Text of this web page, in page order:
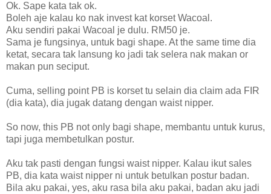
Ok. Sape kata tak ok.
Boleh aje kalau ko nak invest kat korset Wacoal.
Aku sendiri pakai Wacoal je dulu. RM50 je.
Sama je fungsinya, untuk bagi shape. At the same time dia
ketat, secara tak lansung ko jadi tak selera nak makan or
makan pun seciput.
Cuma, selling point PB is korset tu selain dia claim ada FIR
(dia kata), dia jugak datang dengan waist nipper.
So now, this PB not only bagi shape, membantu untuk kurus,
tapi juga membetulkan postur.
Aku tak pasti dengan fungsi waist nipper. Kalau ikut sales
PB, dia kata waist nipper ni untuk betulkan postur badan.
Bila aku pakai, yes, aku rasa bila aku pakai, badan aku jadi